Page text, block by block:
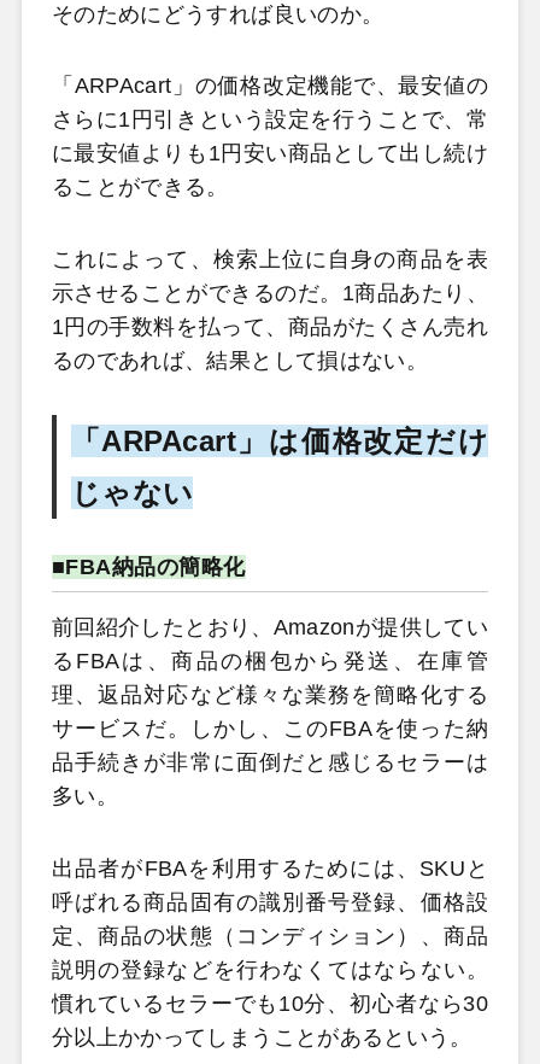
そのためにどうすれば良いのか。
「ARPAcart」の価格改定機能で、最安値の
さらに1円引きという設定を行うことで、常
に最安値よりも1円安い商品として出し続け
ることができる。
これによって、検索上位に自身の商品を表
示させることができるのだ。 1商品あたり、
1円の手数料を払って、商品がたくさん売れ
るのであれば、結果として損はない。
「ARPAcart」は価格改定だけ
じゃない
■FBA納品の簡略化
前回紹介したとおり、Amazonが提供してい
るFBAは、商品の梱包から発送、在庫管
理、返品対応など様々な業務を簡略化する
サービスだ。しかし、このFBAを使った納
品手続きが非常に面倒だと感じるセラーは
多い。
出品者がFBAを利用するためには、SKUと
呼ばれる商品固有の識別番号登録、価格設
定、商品の状態（コンディション）、商品
説明の登録などを行わなくてはならない。
慣れているセラーでも10分、初心者なら30
分以上かかってしまうことがあるという。